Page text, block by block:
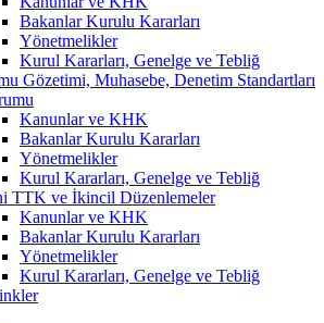
Bakanlar Kurulu Kararları
Yönetmelikler
Kurul Kararları, Genelge ve Tebliğ
Gözetimi, Muhasebe, Denetim Standartları
Kanunlar ve KHK
Bakanlar Kurulu Kararları
Yönetmelikler
Kurul Kararları, Genelge ve Tebliğ
TTK ve İkincil Düzenlemeler
Kanunlar ve KHK
Bakanlar Kurulu Kararları
Yönetmelikler
Kurul Kararları, Genelge ve Tebliğ